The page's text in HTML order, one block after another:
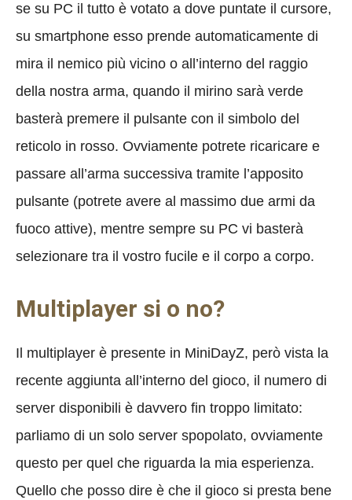
se su PC il tutto è votato a dove puntate il cursore,
su smartphone esso prende automaticamente di
mira il nemico più vicino o all’interno del raggio
della nostra arma, quando il mirino sarà verde
basterà premere il pulsante con il simbolo del
reticolo in rosso. Ovviamente potrete ricaricare e
passare all’arma successiva tramite l’apposito
pulsante (potrete avere al massimo due armi da
fuoco attive), mentre sempre su PC vi basterà
selezionare tra il vostro fucile e il corpo a corpo.
Multiplayer si o no?
Il multiplayer è presente in MiniDayZ, però vista la
recente aggiunta all’interno del gioco, il numero di
server disponibili è davvero fin troppo limitato:
parliamo di un solo server spopolato, ovviamente
questo per quel che riguarda la mia esperienza.
Quello che posso dire è che il gioco si presta bene